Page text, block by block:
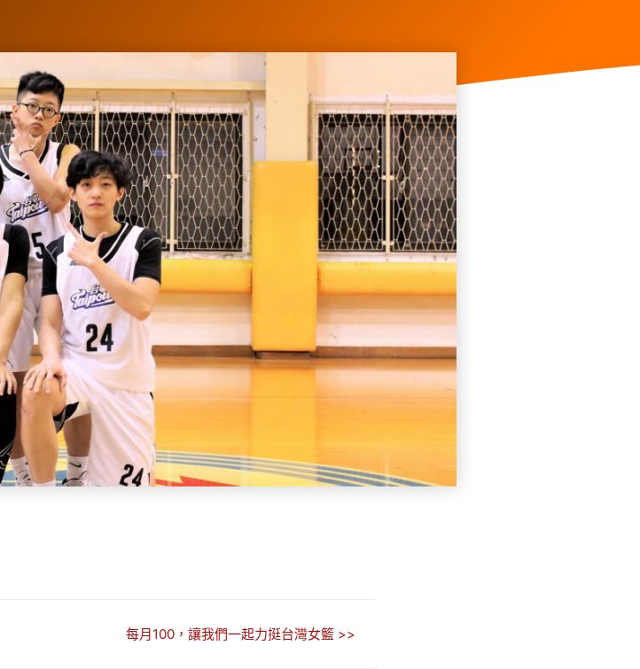
每月100，讓我們一起力挺台灣女籃 >>